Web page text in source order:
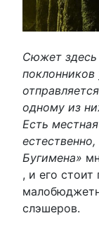
Сюжет здесь
поклонников
одному из
Есть
Бугимена»
, и его
слэшеров.